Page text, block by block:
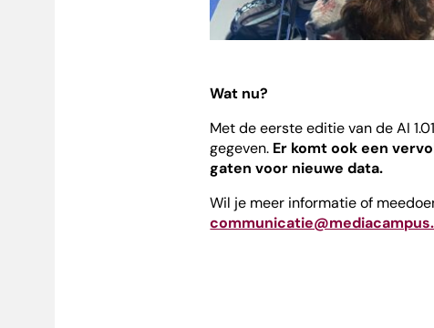
Wat nu?
Met de eerste editie van de AI
gegeven. Er komt ook een
gaten voor nieuwe data.
Wil je meer informatie of